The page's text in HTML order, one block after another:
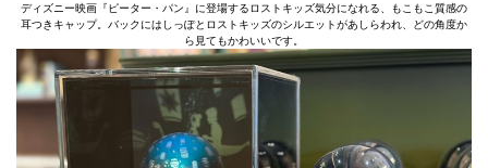
ディズニー映画『ピーター・パン』に登場するロストキッズ気分になれる、もこもこ質感の
耳つきキャップ。バックにはしっぽとロストキッズのシルエットがあしらわれ、どの角度か
ら見てもかわいいです。